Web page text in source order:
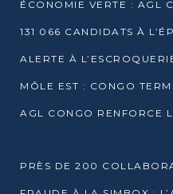
131 066 CANDIDATS À
PRÈS DE 200 COLLABORATEURS D’AGL